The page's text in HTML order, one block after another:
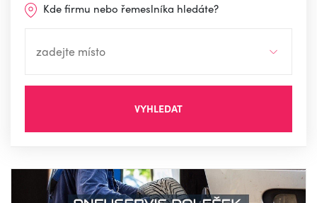
Kde firmu nebo řemeslníka hledáte?
VYHLEDAT